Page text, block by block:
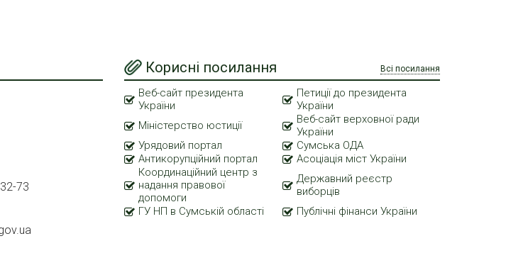
73
Корисні посилання Всі посилання
Веб-сайт президента
України
Петиції до президента
України
Міністерство юстиції
Веб-сайт верховної ради
України
Урядовий портал
Сумська ОДА
Антикорупційний портал
Асоціація міст України
Координаційний центр з
надання правової
допомоги
Державний реєстр
виборців
ГУ НП в Сумській області
Публічні фінанси України